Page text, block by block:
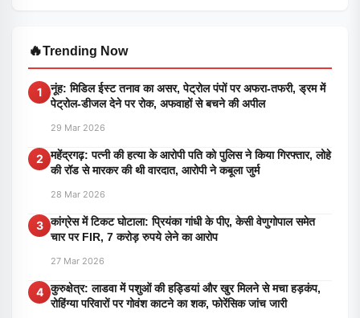
🔥Trending Now
1
नूंह: मिडिल ईस्ट तनाव का असर, पेट्रोल पंपों पर अफरा-तफरी, ड्रम में
पेट्रोल-डीजल देने पर रोक, अफवाहों से बचने की अपील
29 Mar 2026
2
महेंद्रगढ़: पत्नी की हत्या के आरोपी पति को पुलिस ने किया गिरफ्तार, लोहे
की रॉड से मारकर की थी वारदात, आरोपी ने कबूला जुर्म
28 Mar 2026
3 कांग्रेस में टिकट घोटाला: प्रियंका गांधी के पीए, केसी वेणुगोपाल समेत
चार पर FIR, 7 करोड़ रुपये लेने का आरोप
27 Mar 2026
4 कुरुक्षेत्र: लाडवा में पशुओं की हड्डियां और खुर मिलने से मचा हड़कंप,
रोहिंग्या परिवारों पर गोवंश काटने का शक, फोरेंसिक जांच जारी